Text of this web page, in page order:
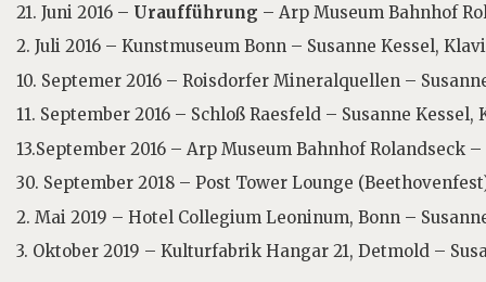
21. Juni 2016 – Uraufführung – Arp Museum Bahnhof
2. Juli 2016 – Kunstmuseum Bonn – Susanne Kessel,
10. Septemer 2016 – Roisdorfer Mineralquellen –
11. September 2016 – Schloß Raesfeld – Susanne Kessel,
13.September 2016 – Arp Museum Bahnhof Rolandseck
30. September 2018 – Post Tower Lounge
2. Mai 2019 – Hotel Collegium Leoninum, Bonn –
3. Oktober 2019 – Kulturfabrik Hangar 21, Detmold –